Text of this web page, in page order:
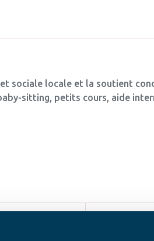
sociale locale et la soutient
sitting, petits cours, aide